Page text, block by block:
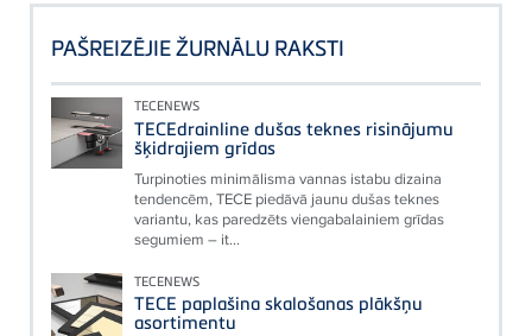
PAŠREIZĒJIE ŽURNĀLU RAKSTI
TECENEWS
TECEdrainline dušas teknes risinājumu
šķidrajiem grīdas
Turpinoties minimālisma vannas istabu dizaina
tendencēm, TECE piedāvā jaunu dušas teknes
variantu, kas paredzēts viengabalainiem grīdas
segumiem – it...
TECENEWS
TECE paplašina skalošanas plākšņu
asortimentu